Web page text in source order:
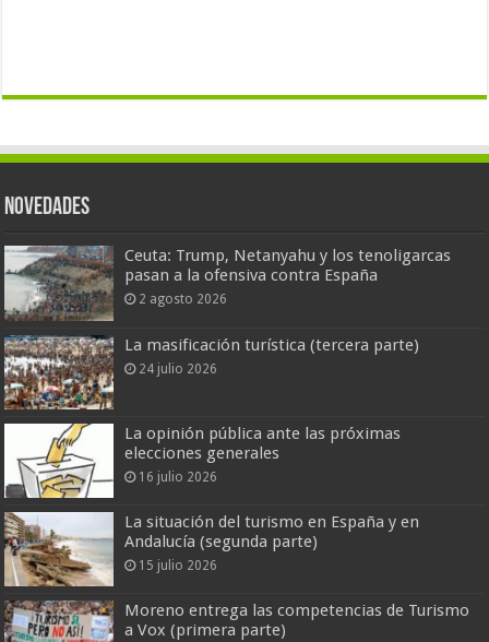
Novedades
Ceuta: Trump, Netanyahu y los tenoligarcas
pasan a la ofensiva contra España
2 agosto 2026
La masificación turística (tercera parte)
24 julio 2026
La opinión pública ante las próximas
elecciones generales
16 julio 2026
La situación del turismo en España y en
Andalucía (segunda parte)
15 julio 2026
Moreno entrega las competencias de Turismo
a Vox (primera parte)